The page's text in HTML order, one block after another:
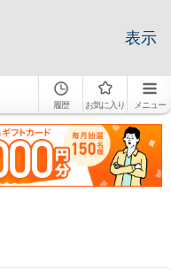
表示
履歴 お気に入り メニュー